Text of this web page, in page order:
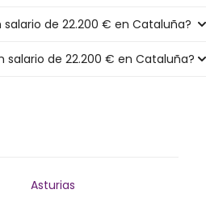
de 22.200 € en Cataluña?
de 22.200 € en Cataluña?
Asturias